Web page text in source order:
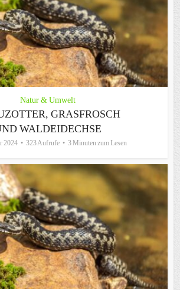
Natur & Umwelt
GRASFROSCH
WALDEIDECHSE
2024 323 Aufrufe 3 Minuten zum Lesen